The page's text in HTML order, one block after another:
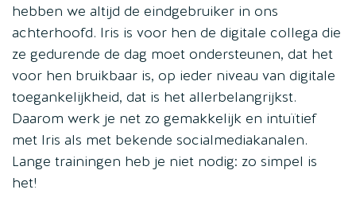
hebben we altijd de eindgebruiker in ons
achterhoofd. Iris is voor hen de digitale collega die
ze gedurende de dag moet ondersteunen, dat het
voor hen bruikbaar is, op ieder niveau van digitale
toegankelijkheid, dat is het allerbelangrijkst.
Daarom werk je net zo gemakkelijk en intuïtief
met Iris als met bekende socialmediakanalen.
Lange trainingen heb je niet nodig: zo simpel is
het!